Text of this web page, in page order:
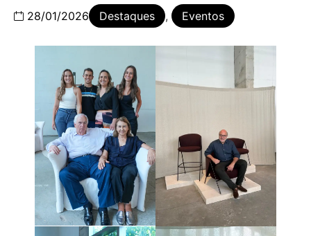
28/01/2026 Destaques , Eventos